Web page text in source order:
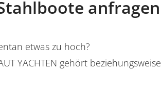
anfragen
etwas zu hoch?
YACHTEN gehört beziehungsweise